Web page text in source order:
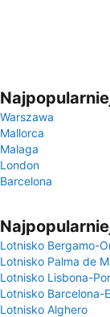
Warszawa
Mallorca
Malaga
London
Barcelona
Lotnisko Bergamo-
Lotnisko Palma de
Lotnisko Lisbona-
Lotnisko Barcelona-
Lotnisko Alghero